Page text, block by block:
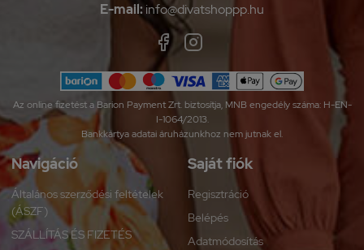
E-mail:info@divatshoppp.hu
Az online fizetést a Barion Payment Zrt. biztosítja, MNB engedély száma: H-EN-
I-1064/2013.
Bankkártya adatai áruházunkhoz nem jutnak el.
Navigáció
Általános szerződési feltételek
(ÁSZF)
SZÁLLÍTÁS ÉS FIZETÉS
Saját fiók
Regisztráció
Belépés
Adatmódosítás